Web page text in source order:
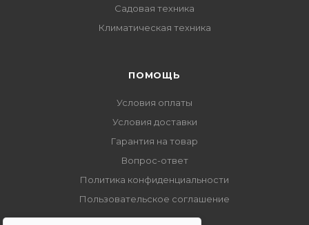
Садовая техника
Климатическая техника
ПОМОЩЬ
Условия оплаты
Условия доставки
Гарантия на товар
Вопрос-ответ
Политика конфиденциальности
Пользовательское соглашение